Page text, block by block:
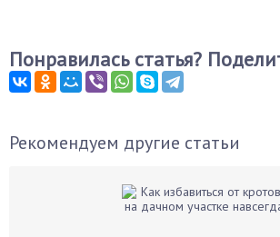
Понравилась статья?
Рекомендуем другие статьи